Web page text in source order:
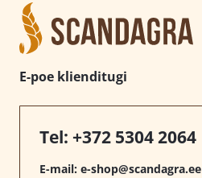
E-poe klienditugi
Tel: +372 5304 2064
E-mail: e-shop@scandagra.ee